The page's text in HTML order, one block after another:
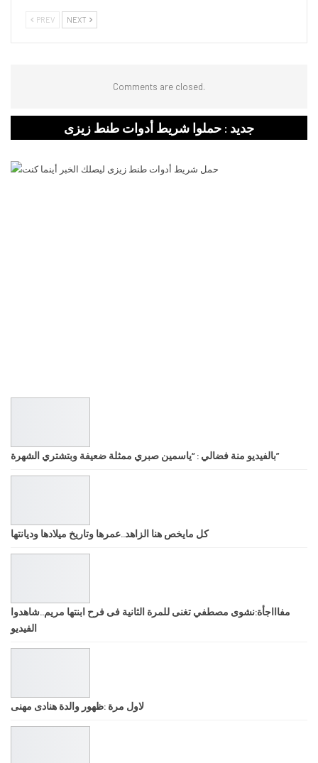
PREV NEXT
Comments are closed.
جديد : حملوا شريط أدوات طنط زيزى
بالفيديو منة فضالي : “ياسمين صبري ممثلة ضعيفة وبتشتري الشهرة”
كل مايخص هنا الزاهد..عمرها وتاريخ ميلادها وديانتها
مفاااجأة:نشوى مصطفي تغنى للمرة الثانية فى فرح ابنتها مريم..شاهدوا
الفيديو
لاول مرة :ظهور والدة هنادى مهنى